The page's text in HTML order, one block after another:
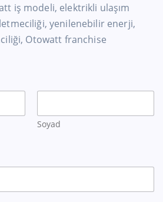
iş modeli, elektrikli ulaşım
yenilenebilir enerji,
Otowatt franchise
Soyad